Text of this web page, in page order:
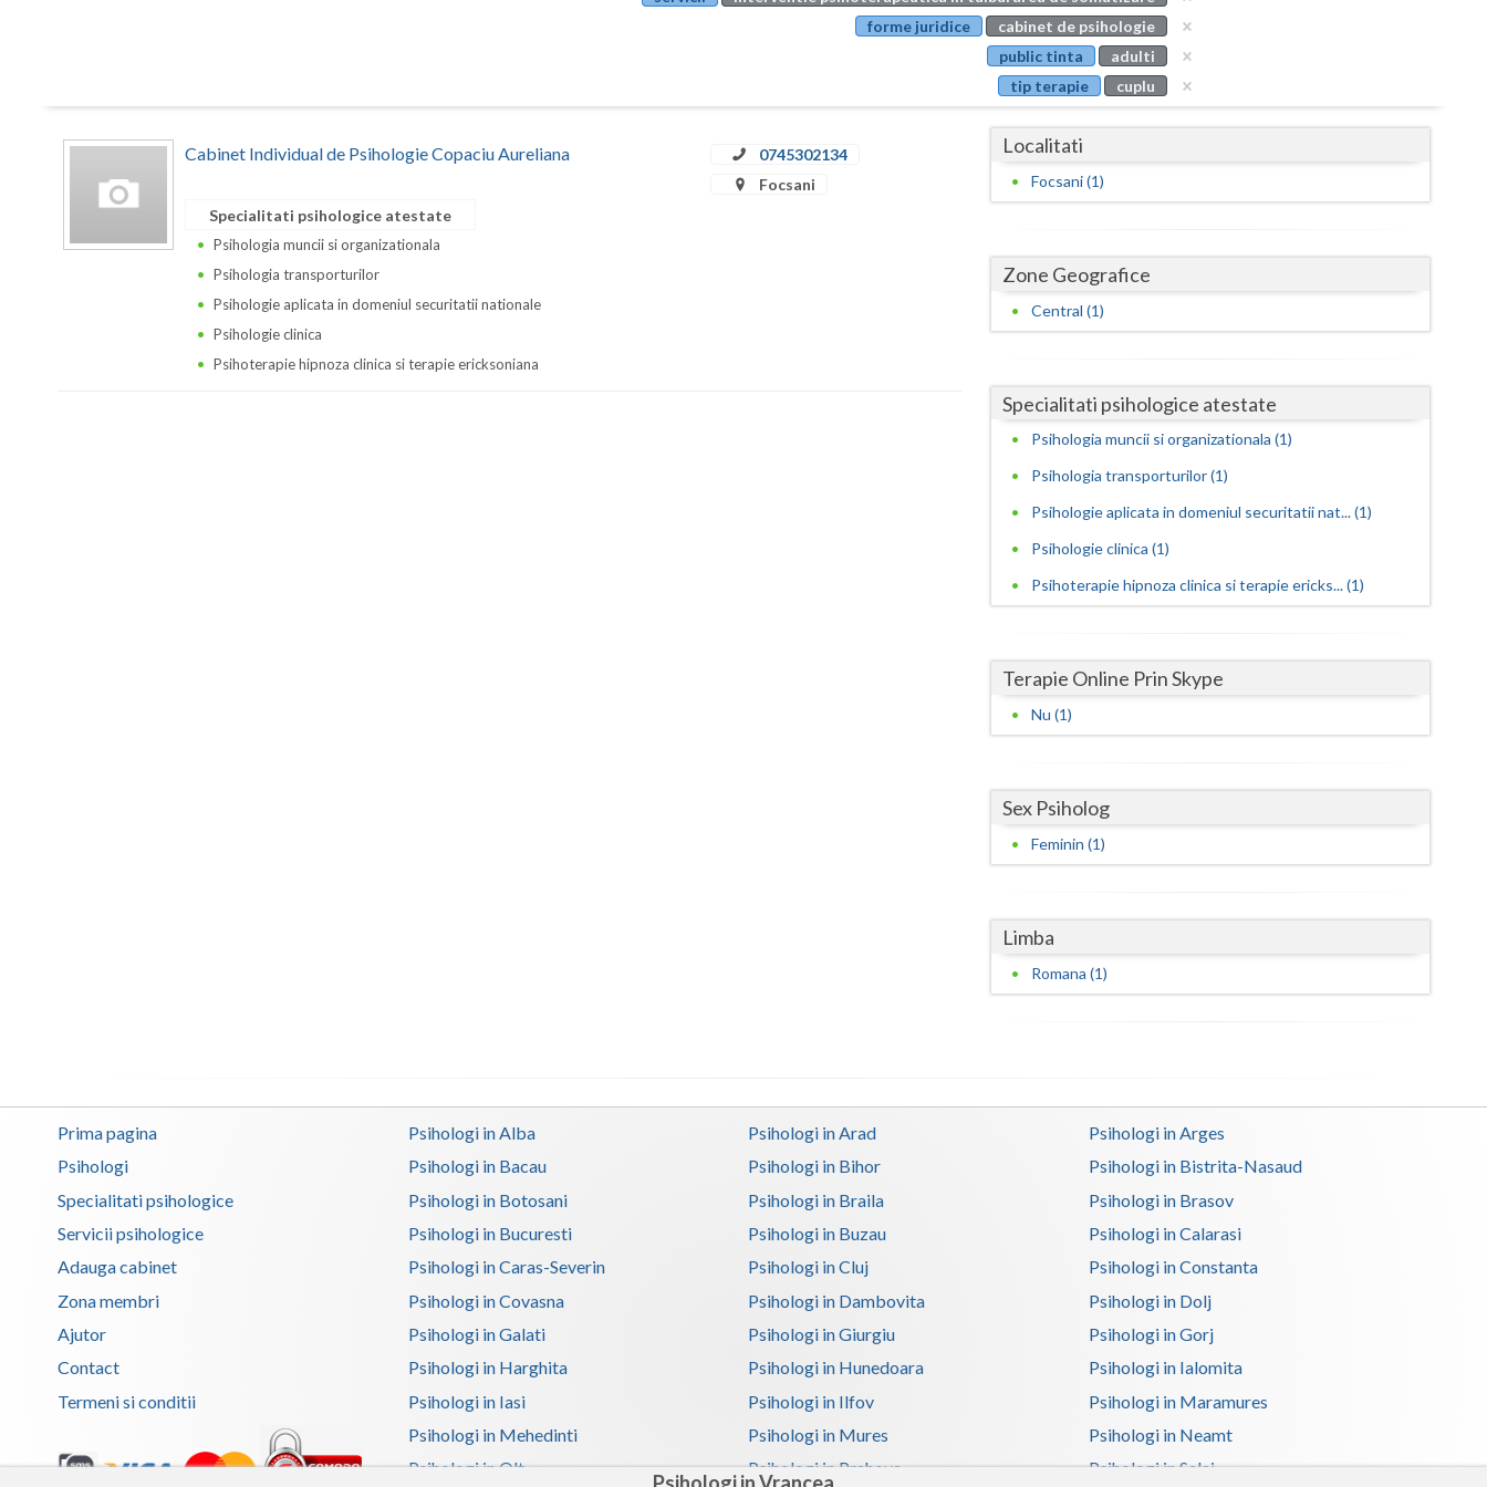
Buzau
Calarasi
Caras-Severin
Giurgiu
Hunedoara
Ialomita
Ilfov
Teleorman
Timis
Valcea
Vaslui
forme juridice
cabinet de psihologie
public tinta
adulti
tip terapie
cuplu
Cabinet Individual de Psihologie Copaciu Aureliana
0745302134
Focsani
Specialitati psihologice atestate
Psihologia muncii si organizationala
Psihologia transporturilor
Psihologie aplicata in domeniul securitatii nationale
Psihologie clinica
Psihoterapie hipnoza clinica si terapie ericksoniana
Localitati
Focsani (1)
Zone Geografice
Central (1)
Specialitati psihologice atestate
Psihologia muncii si organizationala (1)
Psihologia transporturilor (1)
Psihologie aplicata in domeniul securitatii nat... (1)
Psihologie clinica (1)
Psihoterapie hipnoza clinica si terapie ericks... (1)
Terapie Online Prin Skype
Nu (1)
Sex Psiholog
Feminin (1)
Limba
Romana (1)
Prima pagina
Psihologi
Specialitati psihologice
Servicii psihologice
Adauga cabinet
Zona membri
Ajutor
Contact
Termeni si conditii
Psihologi in Alba Psihologi in Arad
Psihologi in Arges
Psihologi in Bacau
Psihologi in Bihor
Psihologi in Bistrita-Nasaud
Psihologi in Botosani
Psihologi in Braila
Psihologi in Brasov
Psihologi in Bucuresti
Psihologi in Buzau
Psihologi in Calarasi
Psihologi in Caras-Severin
Psihologi in Cluj
Psihologi in Constanta
Psihologi in Covasna
Psihologi in Dambovita
Psihologi in Dolj
Psihologi in Galati
Psihologi in Giurgiu
Psihologi in Gorj
Psihologi in Harghita
Psihologi in Hunedoara
Psihologi in Ialomita
Psihologi in Iasi
Psihologi in Ilfov
Psihologi in Maramures
Psihologi in Mehedinti
Psihologi in Mures
Psihologi in Neamt
Psihologi in Olt
Psihologi in Prahova Psihologi in Salaj